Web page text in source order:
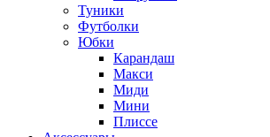
Туники
Футболки
Юбки
Карандаш
Макси
Миди
Мини
Плиссе